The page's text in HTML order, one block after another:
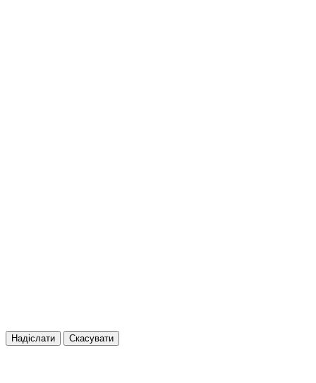
Надіслати Скасувати